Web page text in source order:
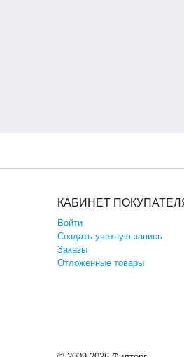
КАБИНЕТ
Войти
Создать учетную запись
Заказы
Отложенные товары